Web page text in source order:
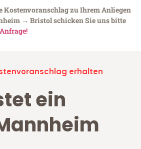
Kostenvoranschlag zu Ihrem Anliegen
→ Bristol schicken Sie uns bitte
erhalten
ein